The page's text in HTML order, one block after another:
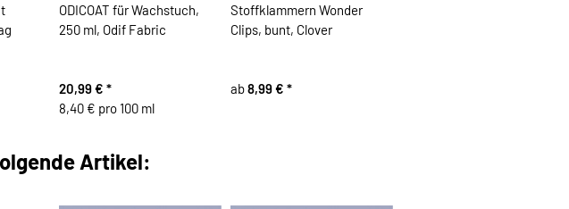
ODICOAT für Wachstuch,
250 ml, Odif Fabric
20,99 € *
8,40 € pro 100 ml
Stoffklammern Wonder
Clips, bunt, Clover
ab8,99 € *
Artikel: